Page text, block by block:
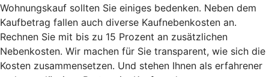
Wohnungskauf sollten Sie einiges bedenken. Neben dem
Kaufbetrag fallen auch diverse Kaufnebenkosten an.
Rechnen Sie mit bis zu 15 Prozent an zusätzlichen
Nebenkosten. Wir machen für Sie transparent, wie sich die
Kosten zusammensetzen. Und stehen Ihnen als erfahrener